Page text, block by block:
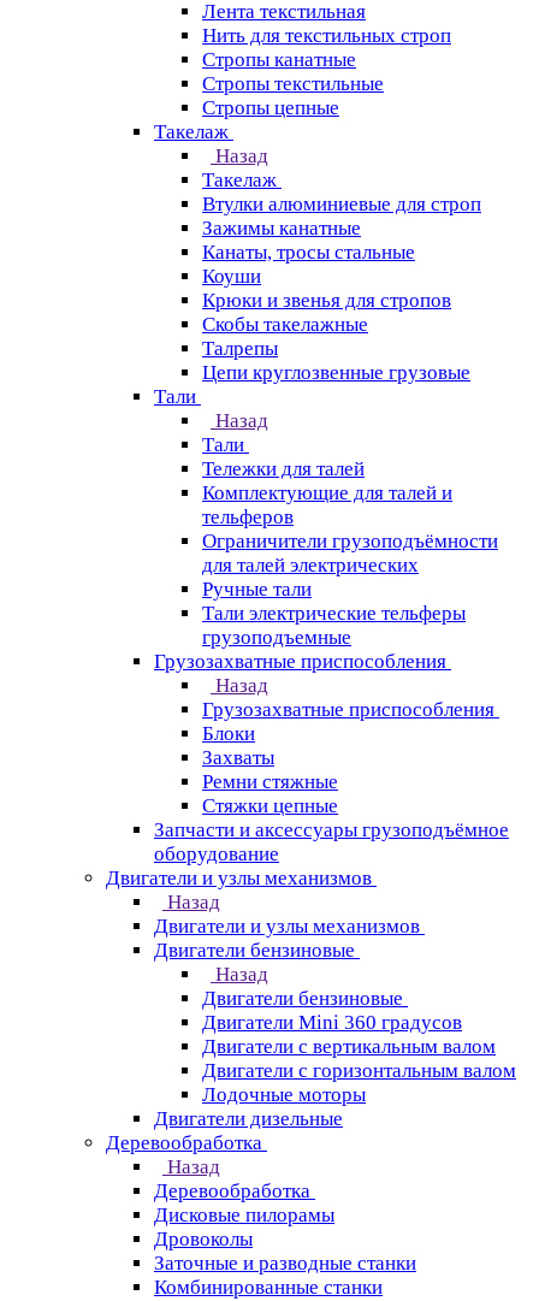
Лента текстильная
Нить для текстильных строп
Стропы канатные
Стропы текстильные
Стропы цепные
Такелаж
Назад
Такелаж
Втулки алюминиевые для строп
Зажимы канатные
Канаты, тросы стальные
Коуши
Крюки и звенья для стропов
Скобы такелажные
Талрепы
Цепи круглозвенные грузовые
Тали
Назад
Тали
Тележки для талей
Комплектующие для талей и
тельферов
Ограничители грузоподъёмности
для талей электрических
Ручные тали
Тали электрические тельферы
грузоподъемные
Грузозахватные приспособления
Назад
Грузозахватные приспособления
Блоки
Захваты
Ремни стяжные
Стяжки цепные
Запчасти и аксессуары грузоподъёмное
оборудование
Двигатели и узлы механизмов
Назад
Двигатели и узлы механизмов
Двигатели бензиновые
Назад
Двигатели бензиновые
Двигатели Mini 360 градусов
Двигатели с вертикальным валом
Двигатели с горизонтальным валом
Лодочные моторы
Двигатели дизельные
Деревообработка
Назад
Деревообработка
Дисковые пилорамы
Дровоколы
Заточные и разводные станки
Комбинированные станки